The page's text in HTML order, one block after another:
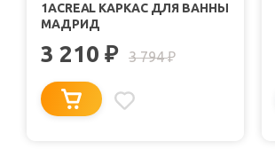
1ACREAL КАРКАС ДЛЯ ВАННЫ
МАДРИД
3 210 ₽ 3 794₽